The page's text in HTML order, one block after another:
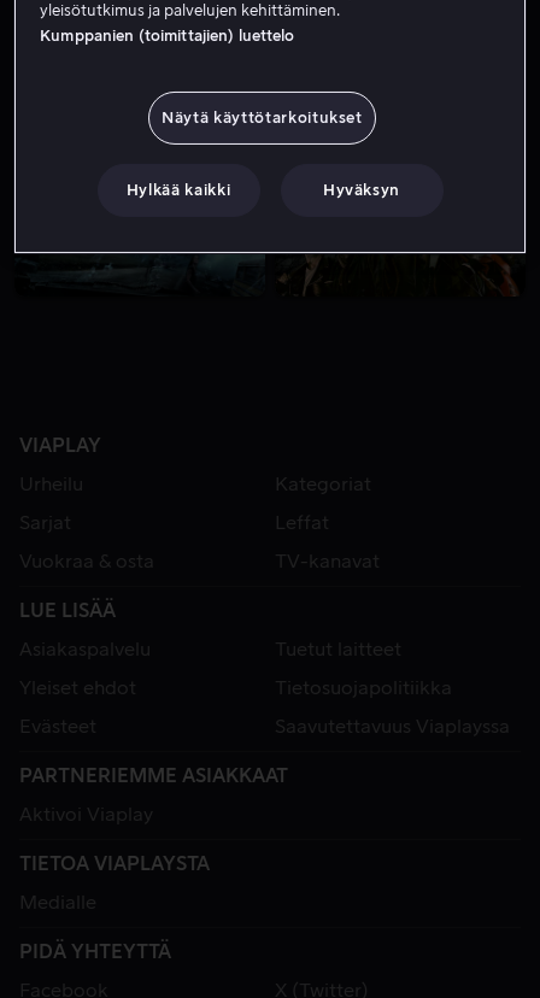
Vuokraa 3,99 €
VIAPLAY
Urheilu
Kategoriat
Sarjat
Leffat
Vuokraa & osta
TV-kanavat
LUE LISÄÄ
Asiakaspalvelu
Tuetut laitteet
Yleiset ehdot
Tietosuojapolitiikka
Evästeet
Saavutettavuus Viaplayssa
PARTNERIEMME ASIAKKAAT
Aktivoi Viaplay
TIETOA VIAPLAYSTA
Medialle
PIDÄ YHTEYTTÄ
Facebook
X (Twitter)
yleisötutkimus ja palvelujen kehittäminen.
Kumppanien (toimittajien) luettelo
Näytä käyttötarkoitukset
Hylkää kaikki Hyväksyn